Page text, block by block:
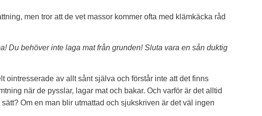
men tror att de vet massor kommer ofta med klämkäcka råd
Du behöver inte laga mat från grunden! Sluta vara en sån duktig
ointresserade av allt sånt själva och förstår inte att det finns
när de pysslar, lagar mat och bakar. Och varför är det alltid
Om en man blir utmattad och sjukskriven är det väl ingen